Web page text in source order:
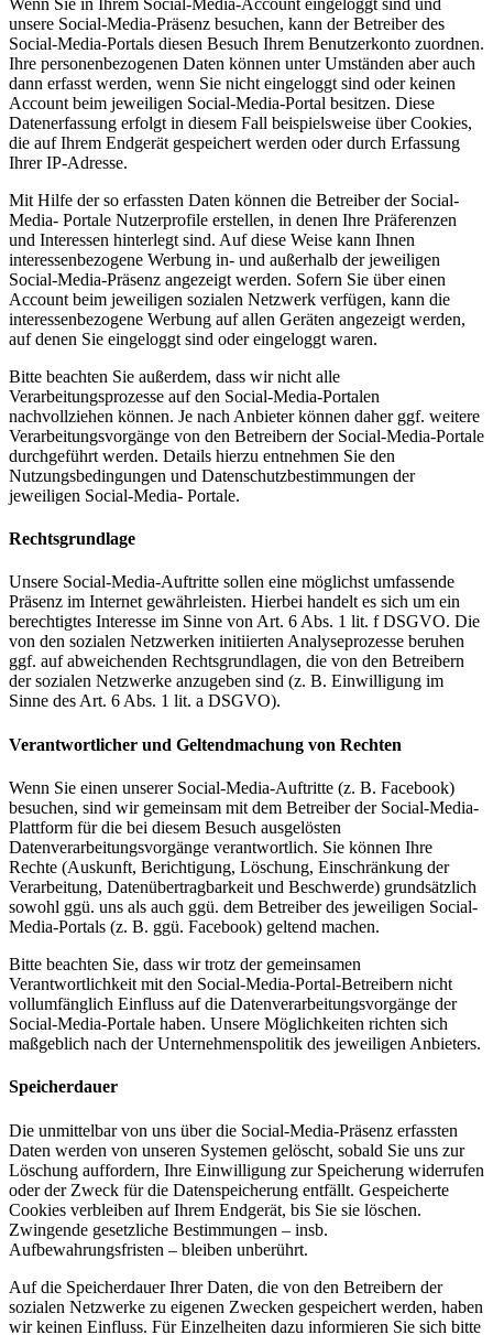
Wenn Sie in Ihrem Social-Media-Account eingeloggt sind und
unsere Social-Media-Präsenz besuchen, kann der Betreiber des
Social-Media-Portals diesen Besuch Ihrem Benutzerkonto zuordnen.
Ihre personenbezogenen Daten können unter Umständen aber auch
dann erfasst werden, wenn Sie nicht eingeloggt sind oder keinen
Account beim jeweiligen Social-Media-Portal besitzen. Diese
Datenerfassung erfolgt in diesem Fall beispielsweise über Cookies,
die auf Ihrem Endgerät gespeichert werden oder durch Erfassung
Ihrer IP-Adresse.
Mit Hilfe der so erfassten Daten können die Betreiber der Social-
Media- Portale Nutzerprofile erstellen, in denen Ihre Präferenzen
und Interessen hinterlegt sind. Auf diese Weise kann Ihnen
interessenbezogene Werbung in- und außerhalb der jeweiligen
Social-Media-Präsenz angezeigt werden. Sofern Sie über einen
Account beim jeweiligen sozialen Netzwerk verfügen, kann die
interessenbezogene Werbung auf allen Geräten angezeigt werden,
auf denen Sie eingeloggt sind oder eingeloggt waren.
Bitte beachten Sie außerdem, dass wir nicht alle
Verarbeitungsprozesse auf den Social-Media-Portalen
nachvollziehen können. Je nach Anbieter können daher ggf. weitere
Verarbeitungsvorgänge von den Betreibern der Social-Media-Portale
durchgeführt werden. Details hierzu entnehmen Sie den
Nutzungsbedingungen und Datenschutzbestimmungen der
jeweiligen Social-Media- Portale.
Rechtsgrundlage
Unsere Social-Media-Auftritte sollen eine möglichst umfassende
Präsenz im Internet gewährleisten. Hierbei handelt es sich um ein
berechtigtes Interesse im Sinne von Art. 6 Abs. 1 lit. f DSGVO. Die
von den sozialen Netzwerken initiierten Analyseprozesse beruhen
ggf. auf abweichenden Rechtsgrundlagen, die von den Betreibern
der sozialen Netzwerke anzugeben sind (z. B. Einwilligung im
Sinne des Art. 6 Abs. 1 lit. a DSGVO).
Verantwortlicher und Geltendmachung von Rechten
Wenn Sie einen unserer Social-Media-Auftritte (z. B. Facebook)
besuchen, sind wir gemeinsam mit dem Betreiber der Social-Media-
Plattform für die bei diesem Besuch ausgelösten
Datenverarbeitungsvorgänge verantwortlich. Sie können Ihre
Rechte (Auskunft, Berichtigung, Löschung, Einschränkung der
Verarbeitung, Datenübertragbarkeit und Beschwerde) grundsätzlich
sowohl ggü. uns als auch ggü. dem Betreiber des jeweiligen Social-
Media-Portals (z. B. ggü. Facebook) geltend machen.
Bitte beachten Sie, dass wir trotz der gemeinsamen
Verantwortlichkeit mit den Social-Media-Portal-Betreibern nicht
vollumfänglich Einfluss auf die Datenverarbeitungsvorgänge der
Social-Media-Portale haben. Unsere Möglichkeiten richten sich
maßgeblich nach der Unternehmenspolitik des jeweiligen Anbieters.
Speicherdauer
Die unmittelbar von uns über die Social-Media-Präsenz erfassten
Daten werden von unseren Systemen gelöscht, sobald Sie uns zur
Löschung auffordern, Ihre Einwilligung zur Speicherung widerrufen
oder der Zweck für die Datenspeicherung entfällt. Gespeicherte
Cookies verbleiben auf Ihrem Endgerät, bis Sie sie löschen.
Zwingende gesetzliche Bestimmungen – insb.
Aufbewahrungsfristen – bleiben unberührt.
Auf die Speicherdauer Ihrer Daten, die von den Betreibern der
sozialen Netzwerke zu eigenen Zwecken gespeichert werden, haben
wir keinen Einfluss. Für Einzelheiten dazu informieren Sie sich bitte